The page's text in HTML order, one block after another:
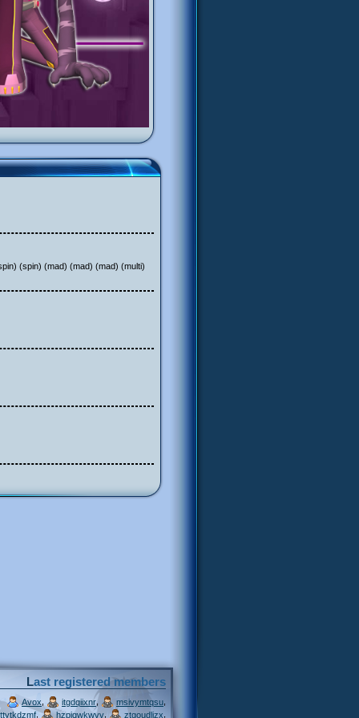
(spin) (mad) (mad) (mad) (multi)
Last registered members
Avox itgdqiixnr, msivymtqsu
, hzpjqwkwvv ztgoudljzx